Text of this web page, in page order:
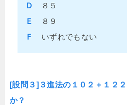
Ｄ
８５
Ｅ
８９
Ｆ
いずれでもない
[設問３]３進法の１０２＋１２
か？